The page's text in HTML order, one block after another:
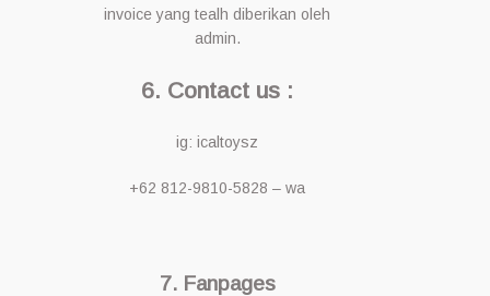
invoice yang tealh diberikan oleh
admin.
6. Contact us :
ig: icaltoysz
+62 812-9810-5828 – wa
7. Fanpages